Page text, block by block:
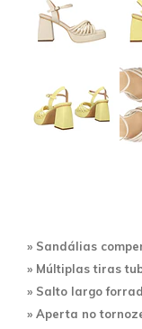
» Sandálias
» Múltiplas tiras
» Salto largo
» Aperta no